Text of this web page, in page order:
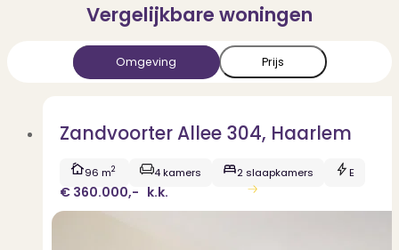
Vergelijkbare woningen
Omgeving Prijs
Zandvoorter Allee 304, Haarlem
96 m2 4 kamers 2 slaapkamers E
€ 360.000,- k.k.